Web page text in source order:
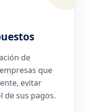
de
que
evitar
de sus pagos.